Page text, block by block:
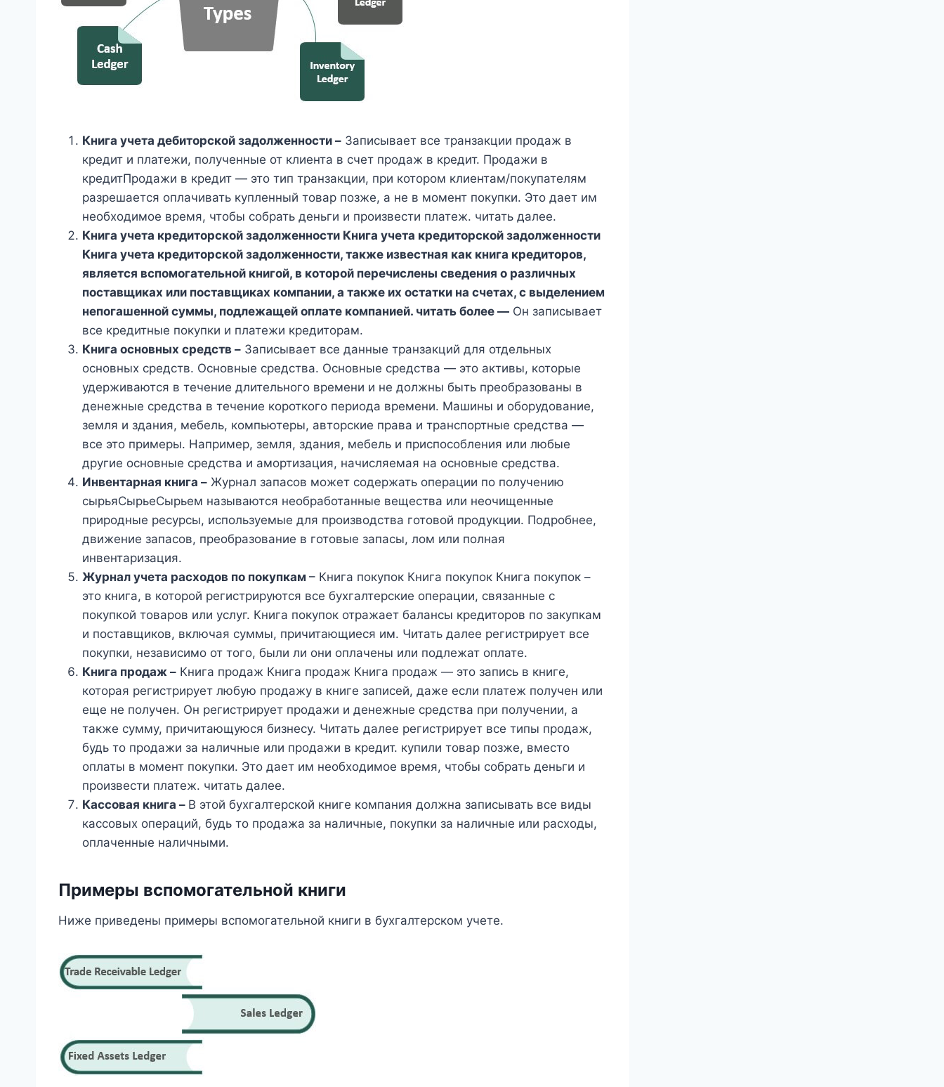
Книга учета дебиторской задолженности – Записывает все транзакции продаж в
кредит и платежи, полученные от клиента в счет продаж в кредит. Продажи в
кредитПродажи в кредит — это тип транзакции, при котором клиентам/покупателям
разрешается оплачивать купленный товар позже, а не в момент покупки. Это дает им
необходимое время, чтобы собрать деньги и произвести платеж. читать далее.
Книга учета кредиторской задолженности Книга учета кредиторской задолженности
Книга учета кредиторской задолженности, также известная как книга кредиторов,
является вспомогательной книгой, в которой перечислены сведения о различных
поставщиках или поставщиках компании, а также их остатки на счетах, с выделением
непогашенной суммы, подлежащей оплате компанией. читать более — Он записывает
все кредитные покупки и платежи кредиторам.
Книга основных средств – Записывает все данные транзакций для отдельных
основных средств. Основные средства. Основные средства — это активы, которые
удерживаются в течение длительного времени и не должны быть преобразованы в
денежные средства в течение короткого периода времени. Машины и оборудование,
земля и здания, мебель, компьютеры, авторские права и транспортные средства —
все это примеры. Например, земля, здания, мебель и приспособления или любые
другие основные средства и амортизация, начисляемая на основные средства.
Инвентарная книга – Журнал запасов может содержать операции по получению
сырьяСырьеСырьем называются необработанные вещества или неочищенные
природные ресурсы, используемые для производства готовой продукции. Подробнее,
движение запасов, преобразование в готовые запасы, лом или полная
инвентаризация.
Журнал учета расходов по покупкам – Книга покупок Книга покупок Книга покупок –
это книга, в которой регистрируются все бухгалтерские операции, связанные с
покупкой товаров или услуг. Книга покупок отражает балансы кредиторов по закупкам
и поставщиков, включая суммы, причитающиеся им. Читать далее регистрирует все
покупки, независимо от того, были ли они оплачены или подлежат оплате.
Книга продаж – Книга продаж Книга продаж Книга продаж — это запись в книге,
которая регистрирует любую продажу в книге записей, даже если платеж получен или
еще не получен. Он регистрирует продажи и денежные средства при получении, а
также сумму, причитающуюся бизнесу. Читать далее регистрирует все типы продаж,
будь то продажи за наличные или продажи в кредит. купили товар позже, вместо
оплаты в момент покупки. Это дает им необходимое время, чтобы собрать деньги и
произвести платеж. читать далее.
Кассовая книга – В этой бухгалтерской книге компания должна записывать все виды
кассовых операций, будь то продажа за наличные, покупки за наличные или расходы,
оплаченные наличными.
Примеры вспомогательной книги
Ниже приведены примеры вспомогательной книги в бухгалтерском учете.